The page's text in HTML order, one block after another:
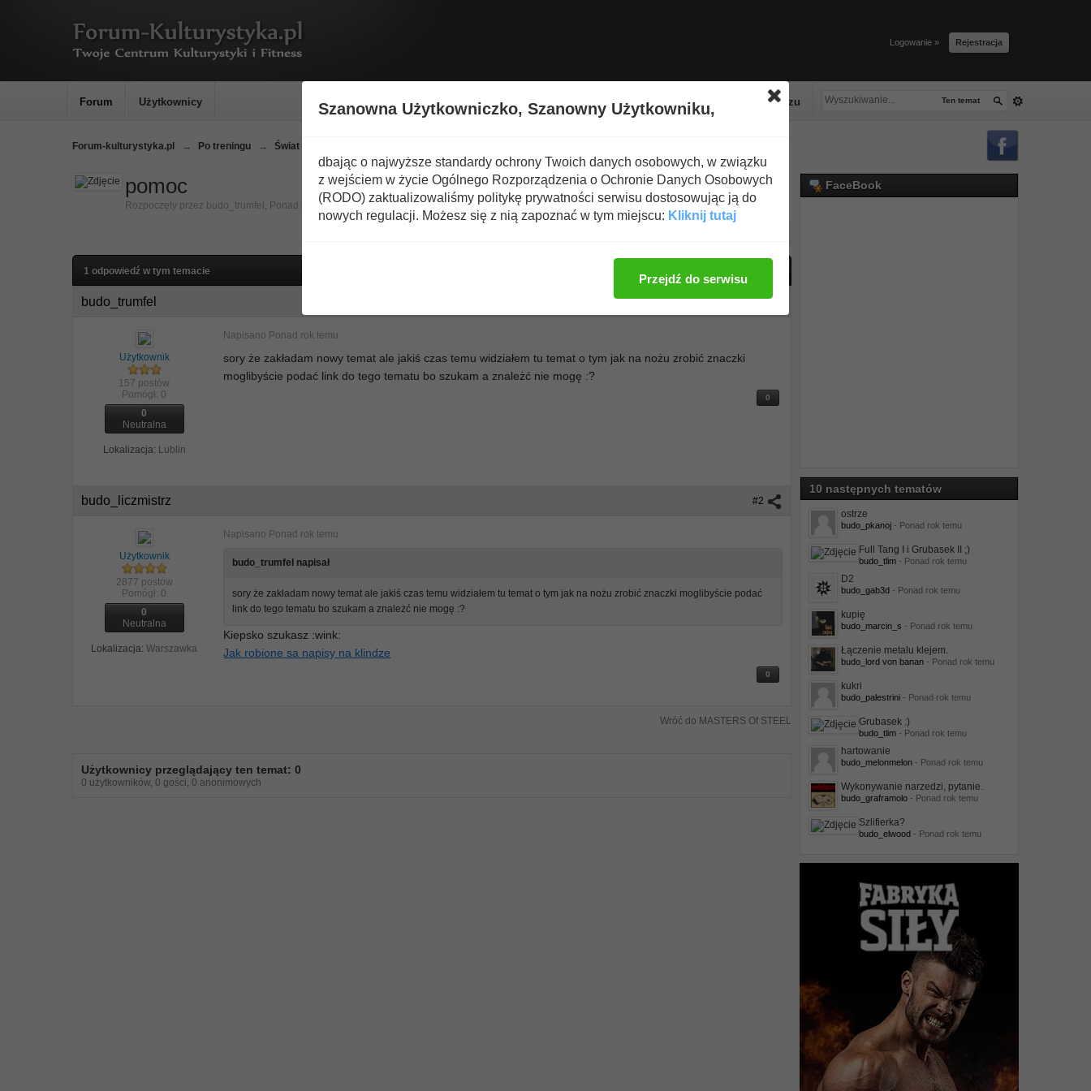
Logowanie » Rejestracja
Ten temat
Spalacze tłuszczu
Wyświetl nową zawartość
Forum Użytkownicy
Forum-kulturystyka.pl → Po treningu → Świat Broni - Noże, broń, taktyka walki bronią
pomoc
Rozpoczęty przez budo_trumfel , Ponad rok temu
1 odpowiedź w tym temacie
#1
budo_trumfel
Użytkownik
157 postów
Pomógł: 0
0
Neutralna
Lokalizacja: Lublin
Napisano Ponad rok temu
sory że zakładam nowy temat ale jakiś czas temu widziałem tu temat o tym jak na nożu zrobić znaczki
moglibyście podać link do tego tematu bo szukam a znależć nie mogę :?
0
#2
budo_liczmistrz
Użytkownik
2877 postów
Pomógł: 0
0
Neutralna
Lokalizacja: Warszawka
Napisano Ponad rok temu
budo_trumfel napisał
sory że zakładam nowy temat ale jakiś czas temu widziałem tu temat o tym jak na nożu zrobić znaczki moglibyście podać
link do tego tematu bo szukam a znależć nie mogę :?
Kiepsko szukasz :wink:
Jak robione sa napisy na klindze
0
Wróć do MASTERS Of STEEL
Użytkownicy przeglądający ten temat: 0
0 użytkowników, 0 gości, 0 anonimowych
FaceBook
10 następnych tematów
ostrze
budo_pkanoj- Ponad rok temu
Full Tang I i Grubasek II ;)
budo_tlim- Ponad rok temu
D2
budo_gab3d - Ponad rok temu
kupię
budo_marcin_s - Ponad rok temu
Łączenie metalu klejem.
budo_lord von banan- Ponad rok temu
kukri
budo_palestrini- Ponad rok temu
Grubasek :)
budo_tlim- Ponad rok temu
hartowanie
budo_melonmelon- Ponad rok temu
Wykonywanie narzedzi, pytanie.
budo_graframolo- Ponad rok temu
Szlifierka?
budo_elwood - Ponad rok temu
Szanowna Użytkowniczko, Szanowny Użytkowniku,
dbając o najwyższe standardy ochrony Twoich danych osobowych, w związku
z wejściem w życie Ogólnego Rozporządzenia o Ochronie Danych Osobowych
(RODO) zaktualizowaliśmy politykę prywatności serwisu dostosowując ją do
nowych regulacji. Możesz się z nią zapoznać w tym miejscu: Kliknij tutaj
Przejdź do serwisu